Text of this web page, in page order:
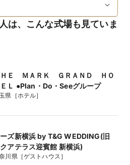
は、こんな式場も見ていま
ＨＥ ＭＡＲＫ ＧＲＡＮＤ ＨＯ
ＴＥＬ ●Plan・Do・Seeグループ
県［ホテル］
ズ新横浜 by T&G WEDDING(旧
アテラス迎賓館 新横浜)
川県［ゲストハウス］